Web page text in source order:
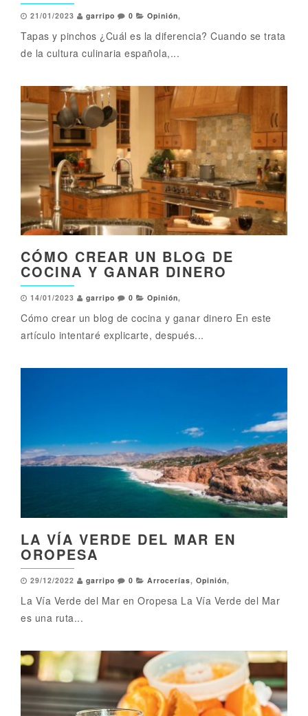
21/01/2023 garripo 0 Opinión,
Tapas y pinchos ¿Cuál es la diferencia? Cuando se trata
de la cultura culinaria española,...
CÓMO CREAR UN BLOG DE
COCINA Y GANAR DINERO
14/01/2023 garripo 0 Opinión,
Cómo crear un blog de cocina y ganar dinero En este
artículo intentaré explicarte, después...
LA VÍA VERDE DEL MAR EN
OROPESA
29/12/2022 garripo 0 Arrocerías, Opinión,
La Vía Verde del Mar en Oropesa La Vía Verde del Mar
es una ruta...